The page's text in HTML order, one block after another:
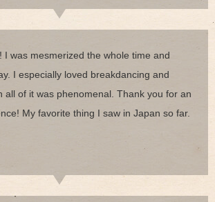
I was mesmerized the whole time and
I especially loved breakdancing and
all of it was phenomenal. Thank you for an
My favorite thing I saw in Japan so far.